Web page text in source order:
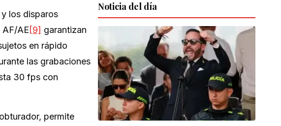
los disparos
AF/AE[9] garantizan
en rápido
las grabaciones
30 fps con
permite
Noticia del día